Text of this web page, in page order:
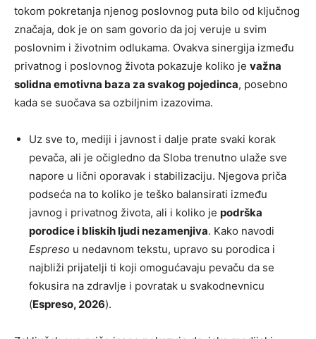
tokom pokretanja njenog poslovnog puta bilo od ključnog
značaja, dok je on sam govorio da joj veruje u svim
poslovnim i životnim odlukama. Ovakva sinergija između
privatnog i poslovnog života pokazuje koliko je važna
solidna emotivna baza za svakog pojedinca, posebno
kada se suočava sa ozbiljnim izazovima.
Uz sve to, mediji i javnost i dalje prate svaki korak
pevača, ali je očigledno da Sloba trenutno ulaže sve
napore u lični oporavak i stabilizaciju. Njegova priča
podseća na to koliko je teško balansirati između
javnog i privatnog života, ali i koliko je podrška
porodice i bliskih ljudi nezamenjiva. Kako navodi
Espreso u nedavnom tekstu, upravo su porodica i
najbliži prijatelji ti koji omogućavaju pevaču da se
fokusira na zdravlje i povratak u svakodnevnicu
(Espreso, 2026).